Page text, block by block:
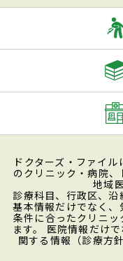
ドクターズ・ファイ
のクリニック・病院
地域
診療科目、行政区、
基本情報だけでなく
条件に合ったクリニ
ます。 医院情報だけ
関する情報（診療方